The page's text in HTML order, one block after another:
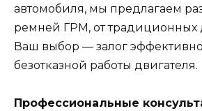
автомобиля, мы предлагаем
ремней ГРМ, от традиционных
Ваш выбор — залог
безотказной работы двигателя.
Профессиональные